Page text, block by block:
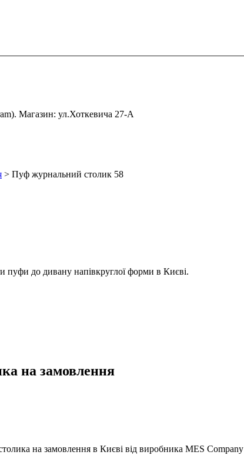
Магазин: ул.Хоткевича 27-А
> Пуф журнальний столик 58
пуфи до дивану напівкруглої форми в Києві.
на замовлення
на замовлення в Києві від виробника MES Company